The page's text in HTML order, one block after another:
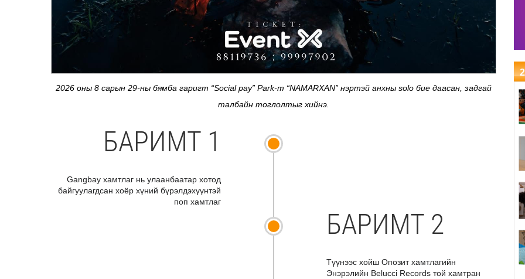
2026 оны 8 сарын 29-ны бямба гаригт “Social pay” Park-т “NAMARXAN” нэртэй анхны solo бие даасан, задгай
талбайн тоглолтыг хийнэ.
БАРИМТ 1
Gangbay хамтлаг нь улаанбаатар хотод
байгуулагдсан хоёр хүний бүрэлдэхүүнтэй
поп хамтлаг
БАРИМТ 2
Түүнээс хойш Опозит хамтлагийн
Энэрэлийн Belucci Records той хамтран